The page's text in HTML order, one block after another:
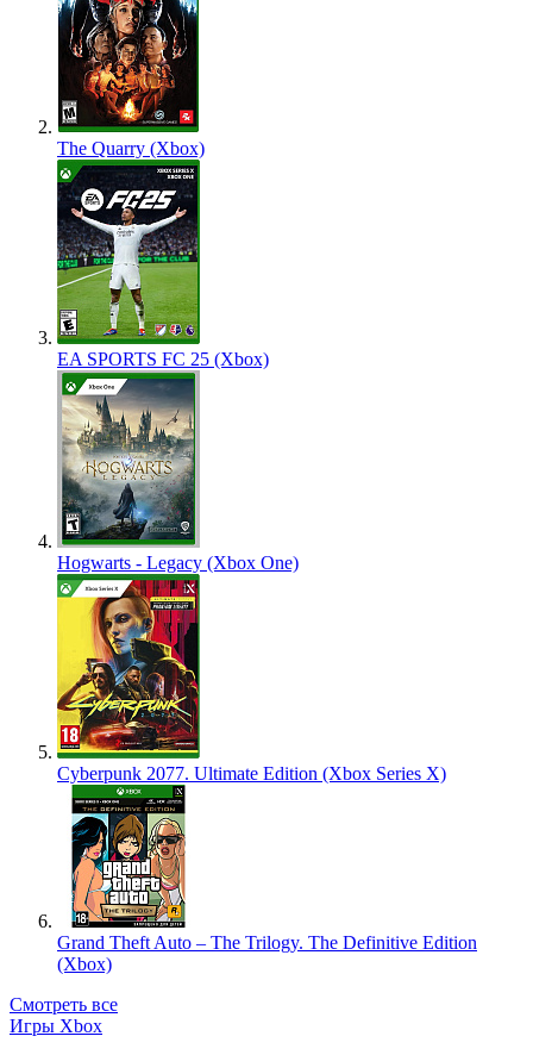
The Quarry (Xbox)
EA SPORTS FC 25 (Xbox)
Hogwarts - Legacy (Xbox One)
Cyberpunk 2077. Ultimate Edition (Xbox Series X)
Grand Theft Auto – The Trilogy. The Definitive Edition
(Xbox)
Смотреть все
Игры Xbox